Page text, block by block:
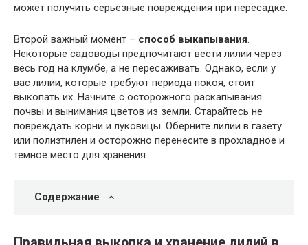
может получить серьезные повреждения при пересадке.
Второй важный момент – способ выкапывания.
Некоторые садоводы предпочитают вести лилии через
весь год на клумбе, а не пересаживать. Однако, если у
вас лилии, которые требуют периода покоя, стоит
выкопать их. Начните с осторожного раскапывания
почвы и вынимания цветов из земли. Старайтесь не
повреждать корни и луковицы. Оберните лилии в газету
или полиэтилен и осторожно перенесите в прохладное и
темное место для хранения.
Содержание